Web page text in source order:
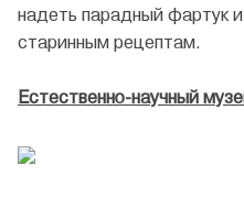
надеть парадный фартук
старинным рецептам.
Естественно-научный